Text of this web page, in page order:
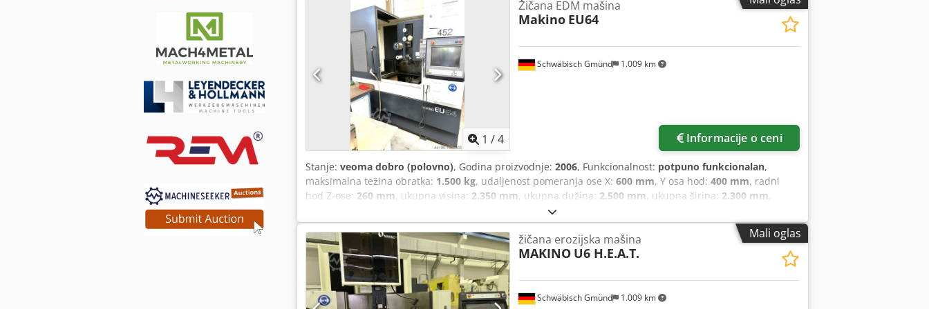
Dubina: 580 mm Visina: 1380 mm Dimenzije transformatora: Širina: 510 mm Dubina: 590 mm Visina: 640
mm Dimenzije sistema za tretman vode: Širina: 1320 mm Dubina: 1460 mm Visina: 1360 mm Stanje: Nije
testirano, prodaje se u viđenom stanju. Mašina je dostupna za prodaju sa pratećom opremom i u
estetskom stanju kao na fotografijama.
1 /4
Schwäbisch Gmünd 1.009 km
Žičana EDM mašina
Makino EU64
Informacije o ceni
Stanje: veoma dobro (polovno), Godina proizvodnje: 2006, Funkcionalnost: potpuno funkcionalan,
maksimalna težina obratka: 1.500 kg, udaljenost pomeranja ose X: 600 mm, Y osa hod: 400 mm, radni
hod Z-ose: 260 mm, ukupna visina: 2.350 mm, ukupna dužina: 2.500 mm, ukupna širina: 2.300 mm,
, radna širina (maks.):650 mm
ukupna težina:6.000 kg, CNC машина за сечење жице у веома добром стању. Потпуно је прегледао
сервисер компаније Makino. Машина је очишћена, све пумпе су прегледане, поново лагероване и
дихтоване. Cedpfjwww Nqex Agmjha
Mali oglas
Schwäbisch Gmünd 1.009 km
žičana erozijska mašina
MAKINO U6 H.E.A.T.